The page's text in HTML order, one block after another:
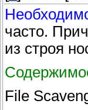
часто.
из строя
File